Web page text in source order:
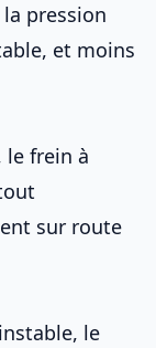
pression
et moins
le frein à
sur route
le